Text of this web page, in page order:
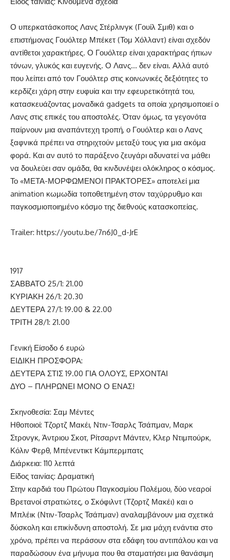
Ο υπερκατάσκοπος Λανς Στέρλινγκ (Γουίλ Σμιθ) και ο
επιστήμονας Γουόλτερ Μπέκετ (Τομ Χόλλαντ) είναι σχεδόν
αντίθετοι χαρακτήρες. Ο Γουόλτερ είναι χαρακτήρας ήπιων
τόνων, γλυκός και ευγενής. Ο Λανς… δεν είναι. Αλλά αυτό
που λείπει από τον Γουόλτερ στις κοινωνικές δεξιότητες το
κερδίζει χάρη στην ευφυία και την εφευρετικότητά του,
κατασκευάζοντας μοναδικά gadgets τα οποία χρησιμοποιεί ο
Λανς στις επικές του αποστολές. Όταν όμως, τα γεγονότα
παίρνουν μια αναπάντεχη τροπή, ο Γουόλτερ και ο Λανς
ξαφνικά πρέπει να στηριχτούν μεταξύ τους για μια ακόμα
φορά. Και αν αυτό το παράξενο ζευγάρι αδυνατεί να μάθει
να δουλεύει σαν ομάδα, θα κινδυνέψει ολόκληρος ο κόσμος.
Το «ΜΕΤΑ-ΜΟΡΦΩΜΕΝΟΙ ΠΡΑΚΤΟΡΕΣ» αποτελεί μια
animation κωμωδία τοποθετημένη στον ταχύρρυθμο και
παγκοσμιοποιημένο κόσμο της διεθνούς κατασκοπείας.
Trailer: https://youtu.be/7n6J0_d-JrE
1917
ΣΑΒΒΑΤΟ 25/1: 21.00
ΚΥΡΙΑΚΗ 26/1: 20.30
ΔΕΥΤΕΡΑ 27/1: 19.00 & 22.00
ΤΡΙΤΗ 28/1: 21.00
Γενική Είσοδο 6 ευρώ
ΕΙΔΙΚΗ ΠΡΟΣΦΟΡΑ:
ΔΕΥΤΕΡΑ ΣΤΙΣ 19.00 ΓΙΑ ΟΛΟΥΣ, ΕΡΧΟΝΤΑΙ
ΔΥΟ – ΠΛΗΡΩΝΕΙ ΜΟΝΟ Ο ΕΝΑΣ!
Σκηνοθεσία: Σαμ Μέντες
Ηθοποιοί: Τζορτζ Μακέι, Ντιν-Τσαρλς Τσάπμαν, Μαρκ
Στρονγκ, Άντριου Σκοτ, Ρίτσαρντ Μάντεν, Κλερ Ντιμπούρκ,
Κόλιν Φερθ, Μπένεντικτ Κάμπερμπατς
Διάρκεια: 110 λεπτά
Είδος ταινίας: Δραματική
Στην καρδιά του Πρώτου Παγκοσμίου Πολέμου, δύο νεαροί
Βρετανοί στρατιώτες, ο Σκόφιλντ (Τζορτζ Μακέι) και ο
Μπλέικ (Ντιν-Τσαρλς Τσάπμαν) αναλαμβάνουν μια σχετικά
δύσκολη και επικίνδυνη αποστολή. Σε μια μάχη ενάντια στο
χρόνο, πρέπει να περάσουν στα εδάφη του αντιπάλου και να
παραδώσουν ένα μήνυμα που θα σταματήσει μια θανάσιμη